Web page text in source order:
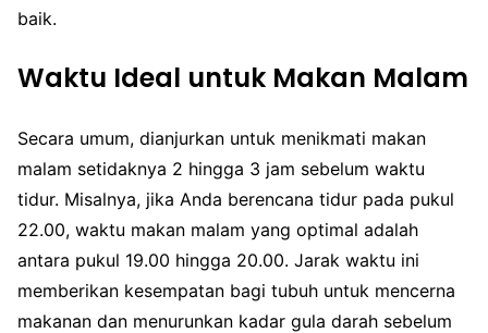
baik.
Waktu Ideal untuk Makan Malam
Secara umum, dianjurkan untuk menikmati makan
malam setidaknya 2 hingga 3 jam sebelum waktu
tidur. Misalnya, jika Anda berencana tidur pada pukul
22.00, waktu makan malam yang optimal adalah
antara pukul 19.00 hingga 20.00. Jarak waktu ini
memberikan kesempatan bagi tubuh untuk mencerna
makanan dan menurunkan kadar gula darah sebelum